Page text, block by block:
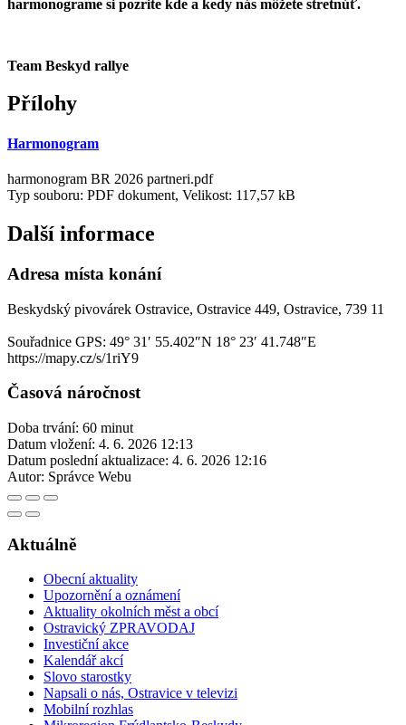
harmonograme si pozrite kde a kedy nás môžete stretnúť.
Team Beskyd rallye
Přílohy
Harmonogram
harmonogram BR 2026 partneri.pdf
Typ souboru: PDF dokument, Velikost: 117,57 kB
Další informace
Adresa místa konání
Beskydský pivovárek Ostravice, Ostravice 449, Ostravice, 739 11
Souřadnice GPS: 49° 31′ 55.402″N 18° 23′ 41.748″E
https://mapy.cz/s/1riY9
Časová náročnost
Doba trvání: 60 minut
Datum vložení: 4. 6. 2026 12:13
Datum poslední aktualizace: 4. 6. 2026 12:16
Autor: Správce Webu
Aktuálně
Obecní aktuality
Upozornění a oznámení
Aktuality okolních měst a obcí
Ostravický ZPRAVODAJ
Investiční akce
Kalendář akcí
Slovo starostky
Napsali o nás, Ostravice v televizi
Mobilní rozhlas